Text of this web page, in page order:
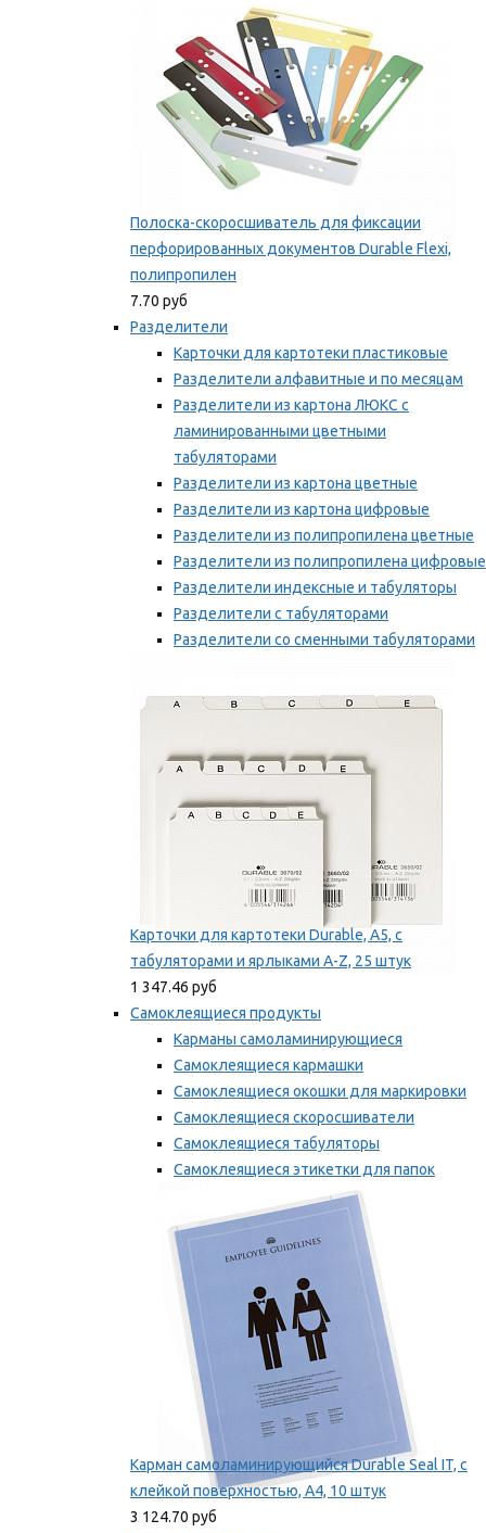
Полоска-скоросшиватель для фиксации
перфорированных документов Durable Flexi,
полипропилен
7.70 руб
Разделители
Карточки для картотеки пластиковые
Разделители алфавитные и по месяцам
Разделители из картона ЛЮКС с
ламинированными цветными
табуляторами
Разделители из картона цветные
Разделители из картона цифровые
Разделители из полипропилена цветные
Разделители из полипропилена цифровые
Разделители индексные и табуляторы
Разделители с табуляторами
Разделители со сменными табуляторами
Карточки для картотеки Durable, A5, с
табуляторами и ярлыками A-Z, 25 штук
1 347.46 руб
Самоклеящиеся продукты
Карманы самоламинирующиеся
Самоклеящиеся кармашки
Самоклеящиеся окошки для маркировки
Самоклеящиеся скоросшиватели
Самоклеящиеся табуляторы
Самоклеящиеся этикетки для папок
Таблички для маркировки
Мы рекомендуем
Карман самоламинирующийся Durable Seal IT, с
клейкой поверхностью, A4, 10 штук
3 124.70 руб